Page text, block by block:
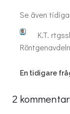
Se även
K.T.
Post
En tidigare
2